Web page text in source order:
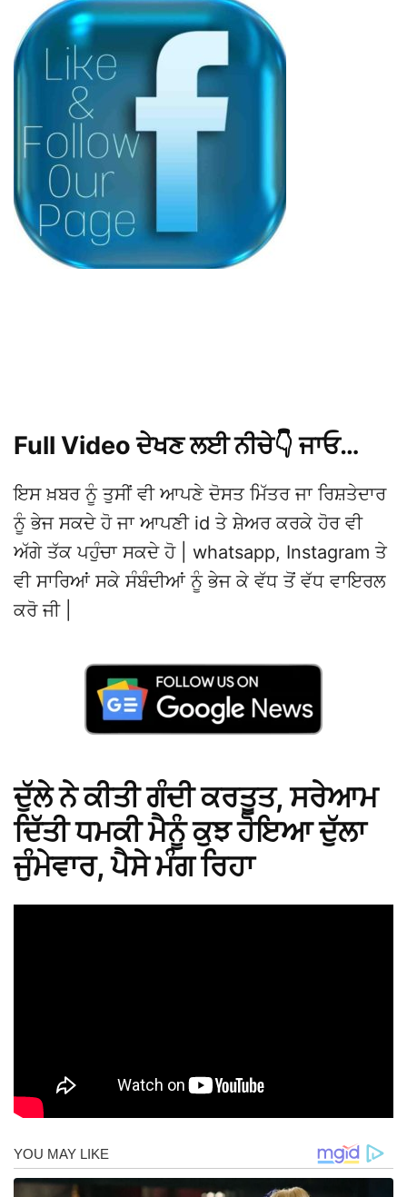
Full Video ਦੇਖਣ ਲਈ ਨੀਚੇ👇 ਜਾਓ…
ਇਸ ਖ਼ਬਰ ਨੂੰ ਤੁਸੀਂ ਵੀ ਆਪਣੇ ਦੋਸਤ ਮਿੱਤਰ ਜਾ ਰਿਸ਼ਤੇਦਾਰ
ਨੂੰ ਭੇਜ ਸਕਦੇ ਹੋ ਜਾ ਆਪਣੀ id ਤੇ ਸ਼ੇਅਰ ਕਰਕੇ ਹੋਰ ਵੀ
ਅੱਗੇ ਤੱਕ ਪਹੁੰਚਾ ਸਕਦੇ ਹੋ | whatsapp, Instagram ਤੇ
ਵੀ ਸਾਰਿਆਂ ਸਕੇ ਸੰਬੰਦੀਆਂ ਨੂੰ ਭੇਜ ਕੇ ਵੱਧ ਤੋਂ ਵੱਧ ਵਾਇਰਲ
ਕਰੋ ਜੀ |
ਦੁੱਲੇ ਨੇ ਕੀਤੀ ਗੰਦੀ ਕਰਤੂਤ, ਸਰੇਆਮ
ਦਿੱਤੀ ਧਮਕੀ ਮੈਨੂੰ ਕੁਝ ਹੋਇਆ ਦੁੱਲਾ
ਜੁੰਮੇਵਾਰ, ਪੈਸੇ ਮੰਗ ਰਿਹਾ